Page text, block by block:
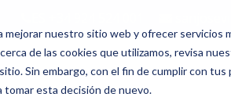
nuestro sitio web y ofrecer servicios
de las cookies que utilizamos, revisa
Sin embargo, con el fin de cumplir con
tomar esta decisión de nuevo.